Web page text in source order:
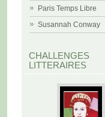
Paris Temps Libre
Susannah Conway
CHALLENGES
LITTERAIRES